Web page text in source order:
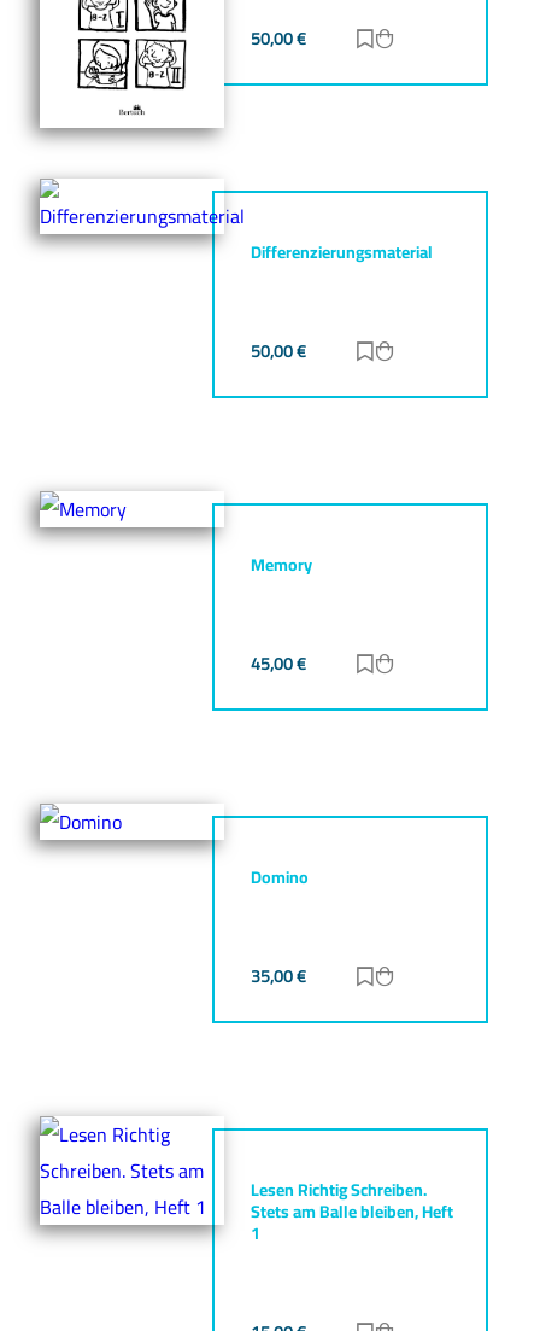
50,00€ Zur Merkliste
Differenzierungsmaterial
50,00€ Zur Merkliste
Memory
45,00€ Zur Merkliste
Domino
35,00€ Zur Merkliste
Lesen Richtig Schreiben.
Stets am Balle bleiben, Heft
1